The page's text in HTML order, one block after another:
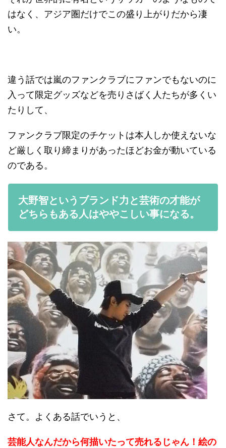
はなく、アジア圏だけでこの盛り上がりだから凄
い。
違う話では嵐のファンクラブにファンでもないのに
入って限定グッズなどを売りさばく人たちが多くい
たりして、
ファンクラブ限定のチケットは本人しか使えないな
ど厳しく取り締まりがあったほどお金が動いている
のである。
大野智というブランド力と芸術の才能が
どちらもある人はややこしい事になる。
さて。よくある話でいうと、
芸能人なんだから何描いたって売れるじゃん！絵の